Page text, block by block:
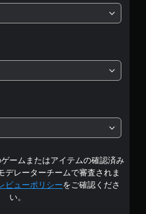
価
5
段
中
の
4
.
ームまたはアイテムの確認済み
デレーターチームで審査されま
ビューポリシーをご確認くださ
い。